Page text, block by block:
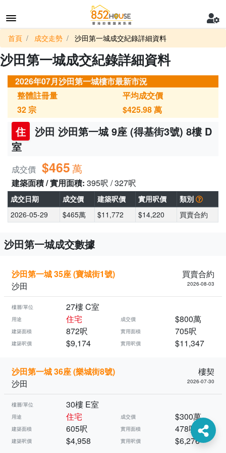
首頁 成交走勢 沙田第一城成交紀錄詳細資料
沙田第一城成交紀錄詳細資料
2026年07月沙田第一城樓市最新市況
整體註冊量
32宗
平均成交價
$425.98萬
住
沙田 沙田第一城 9座 (得基街3號) 8樓 D
室
成交價 $465萬
建築面積 / 實用面積: 395呎 / 327呎
成交日期 成交價 建築呎價 實用呎價
類別
2026-05-29
$465萬 $11,772 $14,220 買賣合約
沙田第一城成交數據
沙田第一城 35座 (寶城街1號)
買賣合約
沙田
2026-08-03
樓層/單位 27樓 C室
用途 住宅 成交價 $800萬
建築面積 872呎 實用面積 705呎
建築呎價 $9,174 實用呎價 $11,347
沙田第一城 36座 (樂城街8號)
樓契
沙田
2026-07-30
樓層/單位 30樓 E室
用途 住宅 成交價 $300萬
建築面積 605呎 實用面積 478呎
建築呎價 $4,958 實用呎價 $6,276